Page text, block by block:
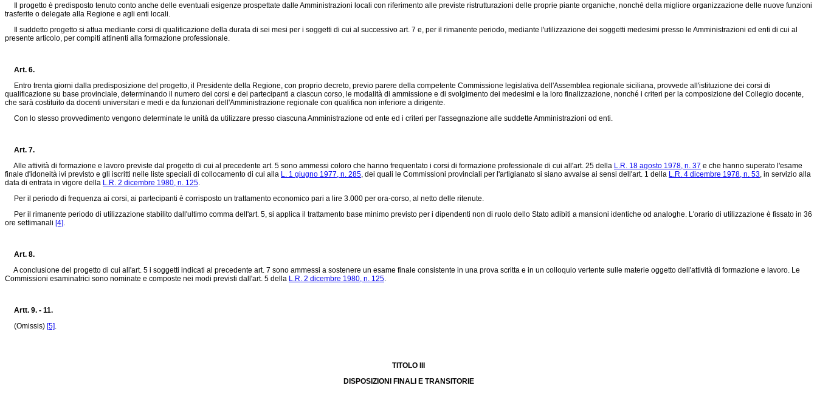
Il progetto è predisposto tenuto conto anche delle eventuali esigenze prospettate dalle Amministrazioni locali con riferimento alle previste ristrutturazioni delle proprie piante organiche, nonché della migliore organizzazione delle nuove funzioni
trasferite o delegate alla Regione e agli enti locali.
Il suddetto progetto si attua mediante corsi di qualificazione della durata di sei mesi per i soggetti di cui al successivo art. 7 e, per il rimanente periodo, mediante l'utilizzazione dei soggetti medesimi presso le Amministrazioni ed enti di cui al
presente articolo, per compiti attinenti alla formazione professionale.
Art. 6.
Entro trenta giorni dalla predisposizione del progetto, il Presidente della Regione, con proprio decreto, previo parere della competente Commissione legislativa dell'Assemblea regionale siciliana, provvede all'istituzione dei corsi di
qualificazione su base provinciale, determinando il numero dei corsi e dei partecipanti a ciascun corso, le modalità di ammissione e di svolgimento dei medesimi e la loro finalizzazione, nonché i criteri per la composizione del Collegio docente,
che sarà costituito da docenti universitari e medi e da funzionari dell'Amministrazione regionale con qualifica non inferiore a dirigente.
Con lo stesso provvedimento vengono determinate le unità da utilizzare presso ciascuna Amministrazione od ente ed i criteri per l'assegnazione alle suddette Amministrazioni od enti.
Art. 7.
Alle attività di formazione e lavoro previste dal progetto di cui al precedente art. 5 sono ammessi coloro che hanno frequentato i corsi di formazione professionale di cui all'art. 25 della L.R. 18 agosto 1978, n. 37 e che hanno superato l'esame
finale d'idoneità ivi previsto e gli iscritti nelle liste speciali di collocamento di cui alla L. 1 giugno 1977, n. 285, dei quali le Commissioni provinciali per l'artigianato si siano avvalse ai sensi dell'art. 1 della L.R. 4 dicembre 1978, n. 53, in servizio alla
data di entrata in vigore della L.R. 2 dicembre 1980, n. 125.
Per il periodo di frequenza ai corsi, ai partecipanti è corrisposto un trattamento economico pari a lire 3.000 per ora-corso, al netto delle ritenute.
Per il rimanente periodo di utilizzazione stabilito dall'ultimo comma dell'art. 5, si applica il trattamento base minimo previsto per i dipendenti non di ruolo dello Stato adibiti a mansioni identiche od analoghe. L'orario di utilizzazione è fissato in 36
ore settimanali [4].
Art. 8.
A conclusione del progetto di cui all'art. 5 i soggetti indicati al precedente art. 7 sono ammessi a sostenere un esame finale consistente in una prova scritta e in un colloquio vertente sulle materie oggetto dell'attività di formazione e lavoro. Le
Commissioni esaminatrici sono nominate e composte nei modi previsti dall'art. 5 della L.R. 2 dicembre 1980, n. 125.
Artt. 9. - 11.
(Omissis) [5].
TITOLO III
DISPOSIZIONI FINALI E TRANSITORIE